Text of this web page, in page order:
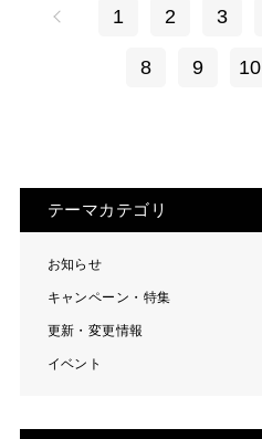
1 2 3
8 9 10
テーマカテゴリ
お知らせ
キャンペーン・特集
更新・変更情報
イベント